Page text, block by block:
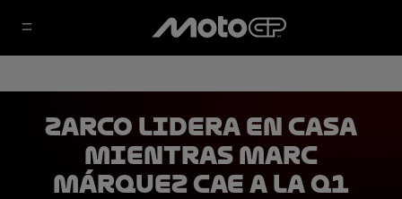
Zarco lidera en casa
mientras Marc
Márquez cae a la Q1